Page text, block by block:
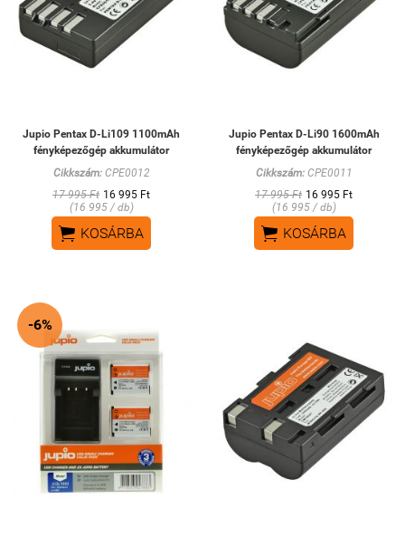
Jupio Pentax D-Li109 1100mAh
fényképezőgép akkumulátor
Cikkszám:CPE0012
17 995 Ft 16 995 Ft
(16 995 / db)
 KOSÁRBA
Jupio Pentax D-Li90 1600mAh
fényképezőgép akkumulátor
Cikkszám:CPE0011
17 995 Ft 16 995 Ft
(16 995 / db)
 KOSÁRBA
-6%